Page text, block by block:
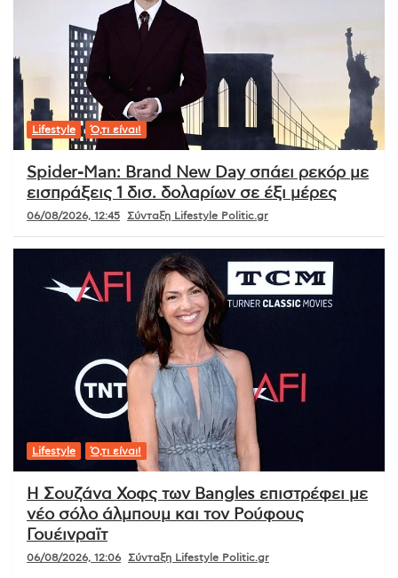
Lifestyle Ό,τι είναι!
Spider-Man: Brand New Day σπάει ρεκόρ με
εισπράξεις 1 δισ. δολαρίων σε έξι μέρες
06/08/2026, 12:45 Σύνταξη Lifestyle Politic.gr
Lifestyle Ό,τι είναι!
Η Σουζάνα Χοφς των Bangles επιστρέφει με
νέο σόλο άλμπουμ και τον Ρούφους
Γουέινραϊτ
06/08/2026, 12:06 Σύνταξη Lifestyle Politic.gr